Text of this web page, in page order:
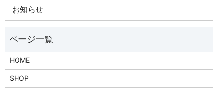
お知らせ
HOME
SHOP